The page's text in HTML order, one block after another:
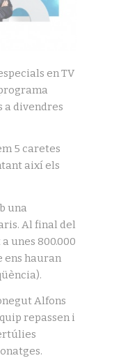
en TV
a divendres
5 caretes
així els
una
Al final del
unes 800.000
ens hauran
Alfons
repassen i